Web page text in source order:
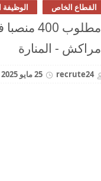
القطاع الخاص الوظيفة
مطلوب
مراكش - المنارة
recrute24 25 مايو 2025